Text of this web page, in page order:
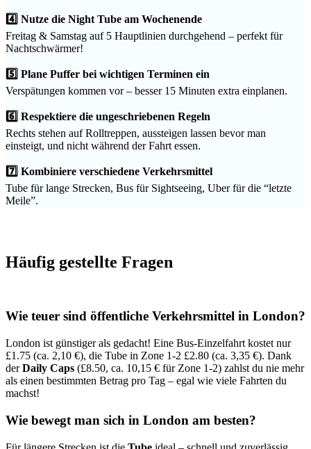
4️⃣ Nutze die Night Tube am Wochenende
Freitag & Samstag auf 5 Hauptlinien durchgehend – perfekt für
Nachtschwärmer!
5️⃣ Plane Puffer bei wichtigen Terminen ein
Verspätungen kommen vor – besser 15 Minuten extra einplanen.
6️⃣ Respektiere die ungeschriebenen Regeln
Rechts stehen auf Rolltreppen, aussteigen lassen bevor man
einsteigt, und nicht während der Fahrt essen.
7️⃣ Kombiniere verschiedene Verkehrsmittel
Tube für lange Strecken, Bus für Sightseeing, Uber für die “letzte
Meile”.
Häufig gestellte Fragen
Wie teuer sind öffentliche Verkehrsmittel in London?
London ist günstiger als gedacht! Eine Bus-Einzelfahrt kostet nur
£1.75 (ca. 2,10 €), die Tube in Zone 1-2 £2.80 (ca. 3,35 €). Dank
derDaily Caps (£8.50, ca. 10,15 € für Zone 1-2) zahlst du nie mehr
als einen bestimmten Betrag pro Tag – egal wie viele Fahrten du
machst!
Wie bewegt man sich in London am besten?